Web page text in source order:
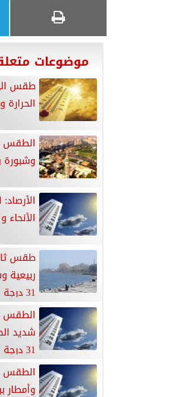
موضوعات
طقس
الطقس
وشبورة
الأنحاء
طقس
ربيعية
31 درجة
الطقس
شديد
31 درجة
الطقس